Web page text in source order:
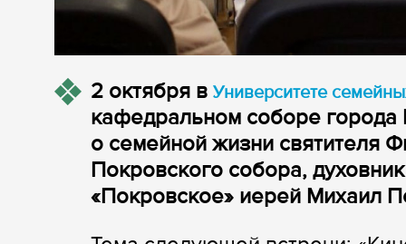
2 октября в Университете
кафедральном соборе города
о семейной жизни cвятителя
Покровского собора,
«Покровское» иерей Михаил